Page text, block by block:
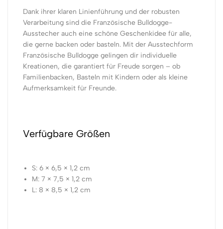
Dank ihrer klaren Linienführung und der robusten
Verarbeitung sind die Französische Bulldogge-
Ausstecher auch eine schöne Geschenkidee für alle,
die gerne backen oder basteln. Mit der Ausstechform
Französische Bulldogge gelingen dir individuelle
Kreationen, die garantiert für Freude sorgen – ob
Familienbacken, Basteln mit Kindern oder als kleine
Aufmerksamkeit für Freunde.
Verfügbare Größen
S: 6 × 6,5 × 1,2 cm
M: 7 × 7,5 × 1,2 cm
L: 8 × 8,5 × 1,2 cm